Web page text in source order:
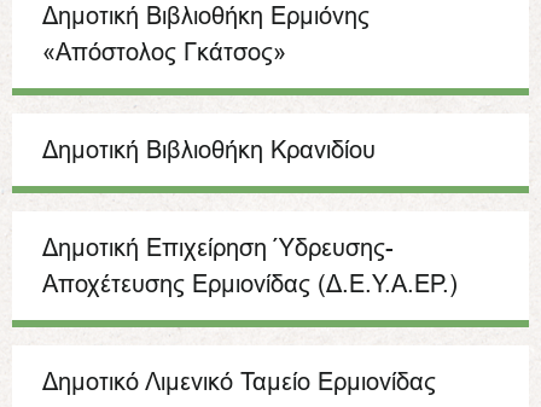
Δημοτική Βιβλιοθήκη Ερμιόνης
«Απόστολος Γκάτσος»
Δημοτική Βιβλιοθήκη Κρανιδίου
Δημοτική Επιχείρηση Ύδρευσης-
Αποχέτευσης Ερμιονίδας (Δ.Ε.Υ.Α.ΕΡ.)
Δημοτικό Λιμενικό Ταμείο Ερμιονίδας